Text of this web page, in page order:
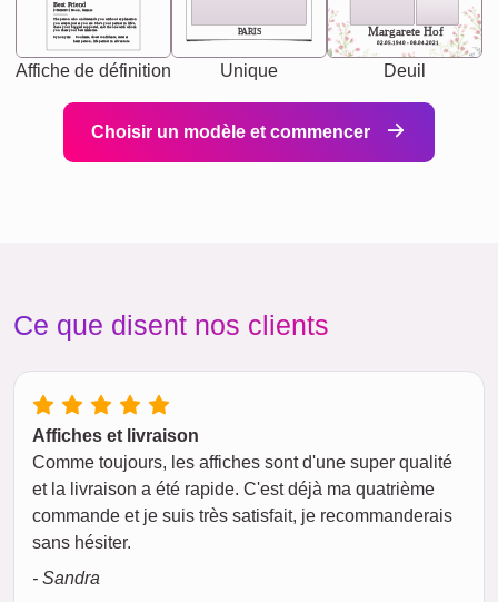
Best Friend
[<NAME>] Noun, feminie
Synonyms: Soulmate, closet confidante, sister at
heart person, life partner in adventure.
The person who understands you without explanation
you accepts just as you are. She's your partner in life's,
chaos your biggest supporter, and the one with whom
you share your best memories.
Affiche de définition
PARIS
Unique
Margarete Hof
02.05.1940 - 08.04.2021
Deuil
Choisir un modèle et commencer
Ce que disent nos clients
Affiches et livraison
Comme toujours, les affiches sont d'une super qualité
et la livraison a été rapide. C'est déjà ma quatrième
commande et je suis très satisfait, je recommanderais
sans hésiter.
- Sandra